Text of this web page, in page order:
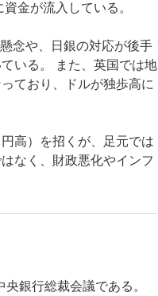
金が流入している。
念や、日銀の対応が後手
いる。 また、英国では地
ており、ドルが独歩高に
高）を招くが、足元では
なく、財政悪化やインフ
銀行総裁会議である。